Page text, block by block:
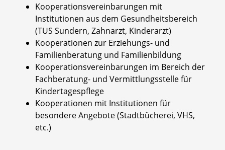
Kooperationsvereinbarungen mit
Institutionen aus dem Gesundheitsbereich
(TUS Sundern, Zahnarzt, Kinderarzt)
Kooperationen zur Erziehungs- und
Familienberatung und Familienbildung
Kooperationsvereinbarungen im Bereich der
Fachberatung- und Vermittlungsstelle für
Kindertagespflege
Kooperationen mit Institutionen für
besondere Angebote (Stadtbücherei, VHS,
etc.)